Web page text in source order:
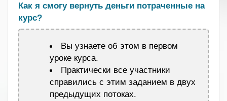
Как я смогу вернуть деньги потраченные на
курс?
Вы узнаете об этом в первом
уроке курса.
Практически все участники
справились с этим заданием в двух
предыдущих потоках.